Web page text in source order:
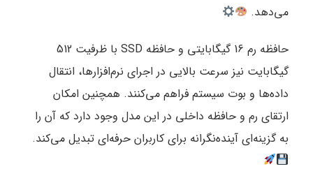
می‌دهد.
حافظه رم 16 گیگابایتی و حافظه SSD با ظرفیت 512
گیگابایت نیز سرعت بالایی در اجرای نرم‌افزارها، انتقال
داده‌ها و بوت سیستم فراهم می‌کنند. همچنین امکان
ارتقای رم و حافظه داخلی در این مدل وجود دارد که آن را
به گزینه‌ای آینده‌نگرانه برای کاربران حرفه‌ای تبدیل می‌کند.